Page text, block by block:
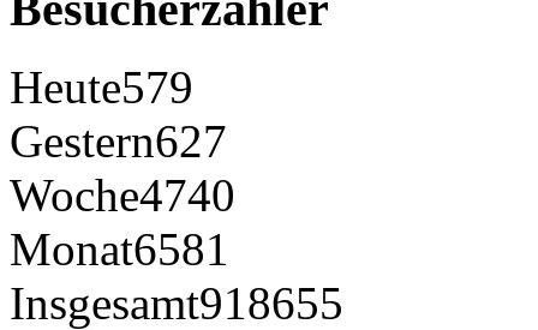
Heute579
Gestern627
Woche4740
Monat6581
Insgesamt918655